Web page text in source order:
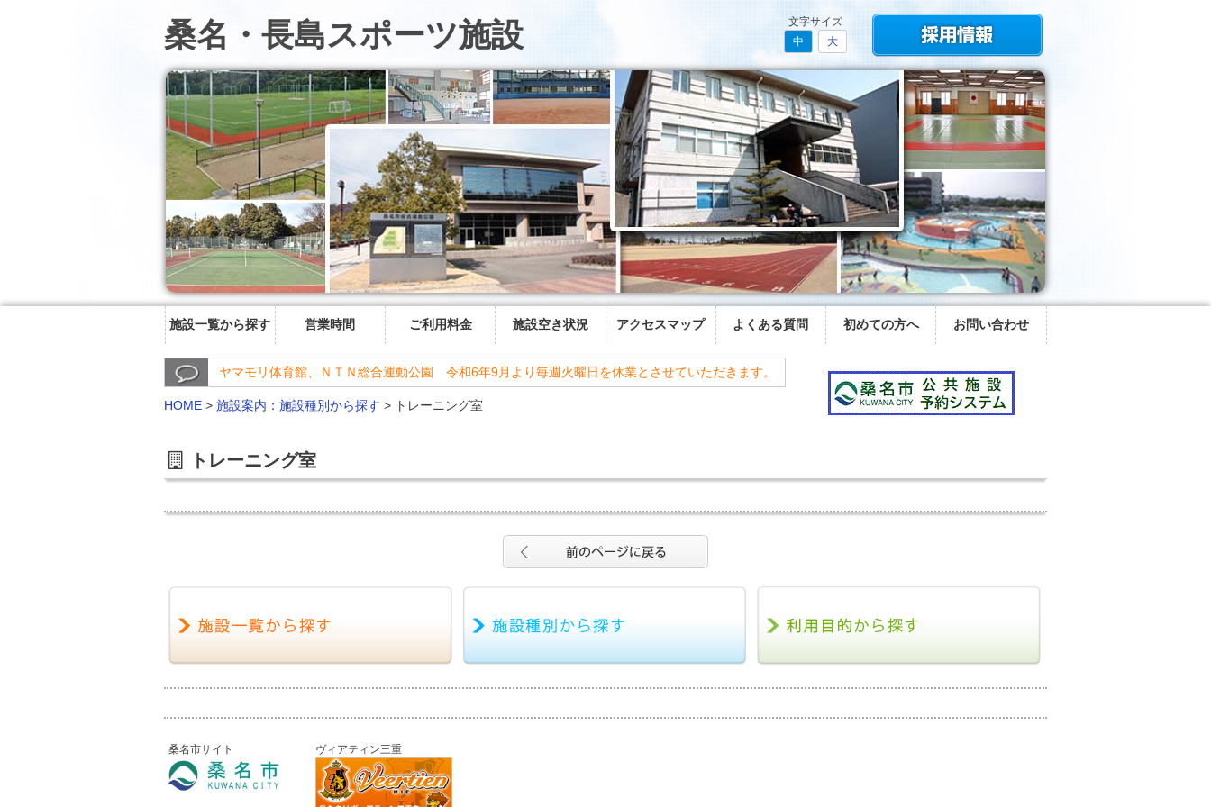
桑名・長島スポーツ施設
文字サイズ
中
大
施設一覧から探す 営業時間 ご利用料金 施設空き状況 アクセスマップ よくある質問 初めての方へ お問い合わせ
ヤマモリ体育館、ＮＴＮ総合運動公園 令和6年9月より毎週火曜日を休業とさせていただきます。
HOME > 施設案内：施設種別から探す > トレーニング室
トレーニング室
桑名市サイト ヴィアティン三重